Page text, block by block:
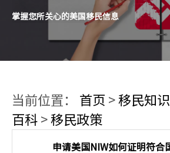
掌握您所关心的美国移民信息
当前位置： 首页 > 移民知
百科 > 移民政策
申请美国NIW如何证明符合